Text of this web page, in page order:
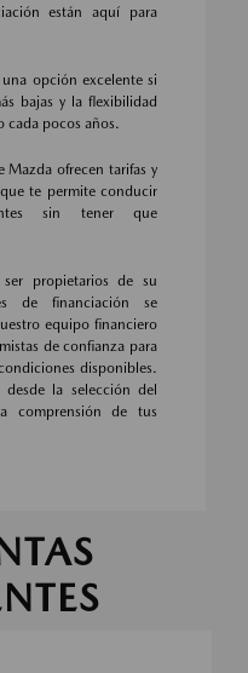
están aquí para
opción excelente si
bajas y la flexibilidad
cada pocos años.
Mazda ofrecen tarifas y
te permite conducir
sin tener que
ser propietarios de su
de financiación se
equipo financiero
de confianza para
disponibles.
la selección del
comprensión de tus